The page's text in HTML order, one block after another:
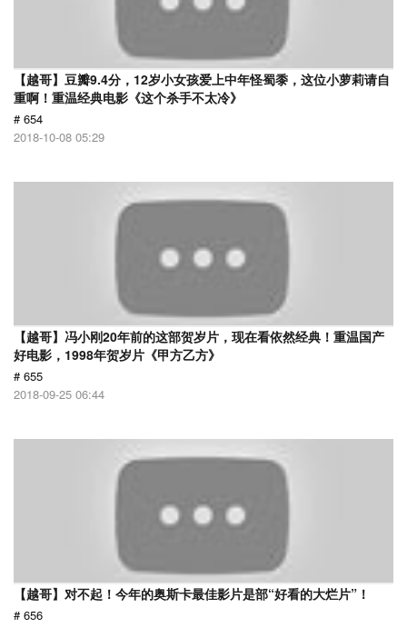
【越哥】豆瓣9.4分，12岁小女孩爱上中年怪蜀黍，这位小萝莉请自
重啊！重温经典电影《这个杀手不太冷》
# 654
2018-10-08 05:29
【越哥】冯小刚20年前的这部贺岁片，现在看依然经典！重温国产
好电影，1998年贺岁片《甲方乙方》
# 655
2018-09-25 06:44
【越哥】对不起！今年的奥斯卡最佳影片是部“好看的大烂片”！
# 656